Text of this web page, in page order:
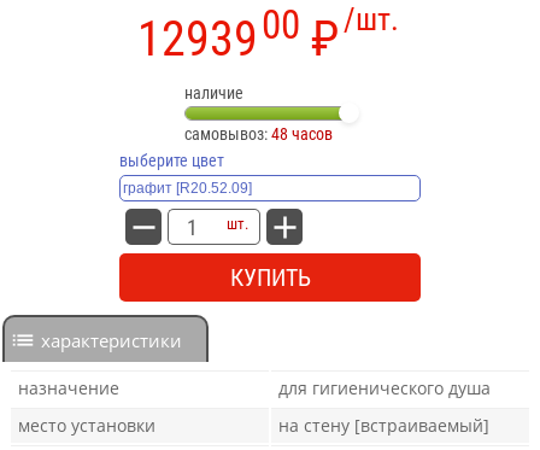
/шт.
1293900 ₽
наличие
самовывоз:48 часов
выберите цвет
шт.
КУПИТЬ
характеристики
назначение
для гигиенического душа
место установки
на стену [встраиваемый]